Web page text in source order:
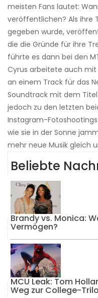
meisten Fans lautet:
veröffentlichen? Als ihre
gegeben wurde,
die die Gründe für ihre
führte es dann bei den
Cyrus arbeitete auch mit
an einem Track für das
Soundtrack mit dem
jedoch zu den letzten
Instagram-Fotoshootings
wie sie in der Sonne
mehr neue Musik gleich
Beliebte
Brandy vs. Monica:
Vermögen?
MCU Leak: Tom
Weg zur College-